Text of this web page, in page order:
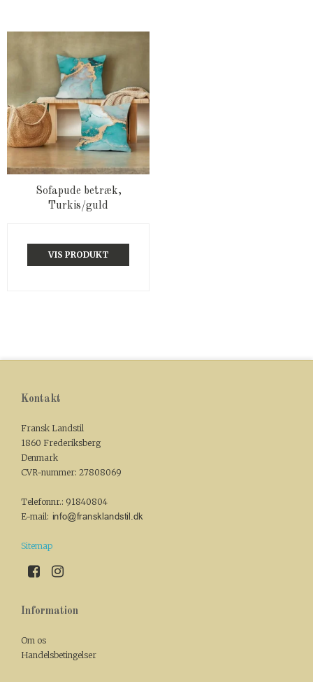
Sofapude betræk,
Turkis/guld
VIS PRODUKT
Kontakt
Fransk Landstil
1860 Frederiksberg
Denmark
CVR-nummer: 27808069
Telefonnr.: 91840804
E-mail:
Sitemap
Information
Om os
Handelsbetingelser